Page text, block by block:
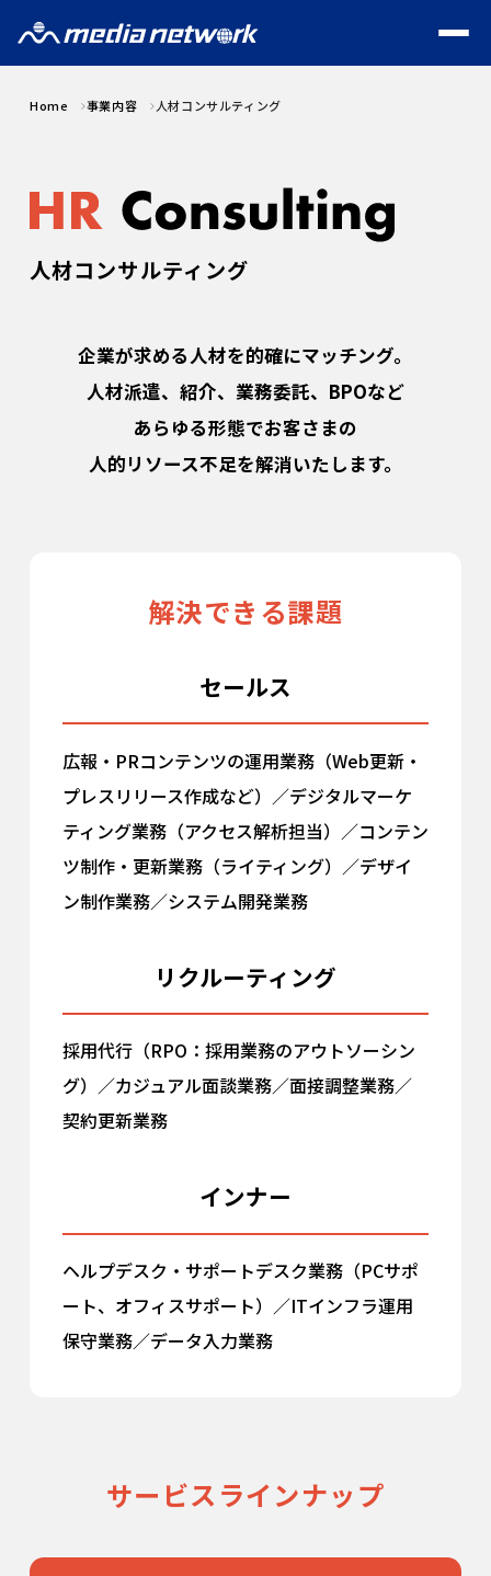
Home 事業内容 人材コンサルティング
人材コンサルティング
企業が求める人材を的確にマッチング。
人材派遣、紹介、業務委託、BPOなど
あらゆる形態でお客さまの
人的リソース不足を解消いたします。
解決できる課題
セールス
広報・PRコンテンツの運用業務（Web更新・
プレスリリース作成など）／デジタルマーケ
ティング業務（アクセス解析担当）／コンテン
ツ制作・更新業務（ライティング）／デザイ
ン制作業務／システム開発業務
リクルーティング
採用代行（RPO：採用業務のアウトソーシン
グ）／カジュアル面談業務／面接調整業務／
契約更新業務
インナー
ヘルプデスク・サポートデスク業務（PCサポ
ート、オフィスサポート）／ITインフラ運用
保守業務／データ入力業務
サービスラインナップ